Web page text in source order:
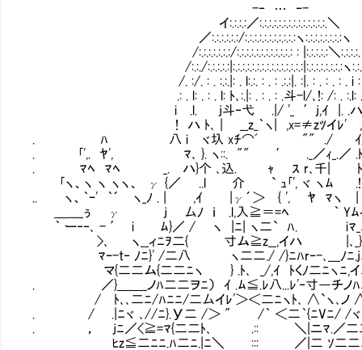
-‐ … ‐-
イ:.:.:.:／:.:.:.:.:.:.:.:.:.:.:.:.:.:.＼
／:.:.:.:.:.:/:.:.:.:.:.:.:.:.:.:.:ヽ:.:.:.:.:.:.:.:ヽ
/:.:.:.:.:.:.:/:.:.:.:.:.:.:.:.:.:.:.: : |:.:.:.:.:＼:.:.:.:.
/:.:./:.:.:.:.:|:.:.:.:.:.:.:.:.:.:.:.:.:.:.:|:.:.:.:.:.:.:.:
/. :/. : . :.:.|: . l:.:. : . : .:.:|. :|. : . : . : . i : .
.: . l: . : . l: ﾄ､:.|: . : . : .斗-l/､!: /: . :.l: . : i まず【
i .l. j斗‐弋 .|/ '_ ′j,ｲ |. .ハ
! ハ ﾄ､ | __z_｀ヽ| ,x=≠zﾂイﾚ' ,|:∧ 【テト
. ﾊ 八 i ヾ圦 xﾁ⌒ﾞ "" ./ ｲj/
. ｢',. ﾔ', ﾏ､ }. ヽ::. "" ′ ._／ｨ_.／ .
. ﾏﾍ ﾏﾍ _. ハ}个 ､込. ｬ ｽ r､千| ﾄ､
｢ヽ、ヽ ヽ ヽヽ、 γ {／ ..l 介 ` ｭ｢', ヾ ヽ
.. ヽ、｀ｰ' ｀´ ヽ_ﾉ . | ,ｲ |γ´＞ {
＿____ぅ γ j 厶ﾉ ｉ .l,入≧＝=ﾍ ｀ Yﾑイ二ミ
｀ ー‐‐､ - ′ i ﾑ}／ / ヽ |ﾆ| ヽ二`
>､ ヽ__ィﾆｦ二{ 寸ム≧z__,イハ |､_}二
ﾏｰ-t‐ ﾉﾆ}' /二八 ヽ二二./ /}ﾆﾊr‐-､
マ{二二ム{二二ﾆヽ } .ﾄ､ _/,ｲ ﾄくﾉ二ﾆヽﾆ,イ二
. ／}＿＿_ノﾊ二二ヲﾆ） ｲ .ﾑ≦.ﾚ八...ﾚ'‐
/ ﾄ､､二ﾆ/ﾊﾆﾆ/二厶イﾚ'＞＜二ﾆヽﾄ､ ∧`ヽ､ノ ∧
. / .|ﾆヾ ､//ﾆ}.У二 /＞ " /｀ ＜二｀{ﾆV
. ， jﾆ／<≧=ﾏ{二二ﾄ､ .:: ＼|ニﾏ.／二二ﾏ二ﾆﾆ
ﾋz≦二ﾆﾆ.ﾊ二ﾆ.|ﾆ＼ ::: ／|二 ｿ二